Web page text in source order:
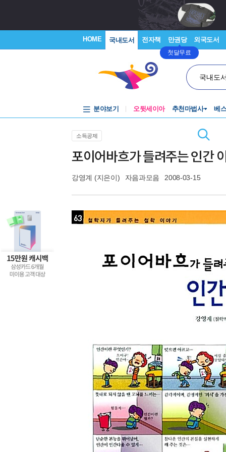
HOME 국내도서 전자책 만권당
첫달무료
외국도서
국내도
분야보기 오뒷세이아 추천마법사 베
소득공제
포이어바흐가 들려주는 인간
강영계 (지은이) 자음과모음 2008-03-15